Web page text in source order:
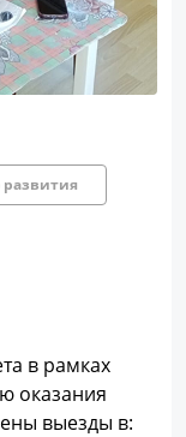
развития
в рамках
оказания
выезды в: